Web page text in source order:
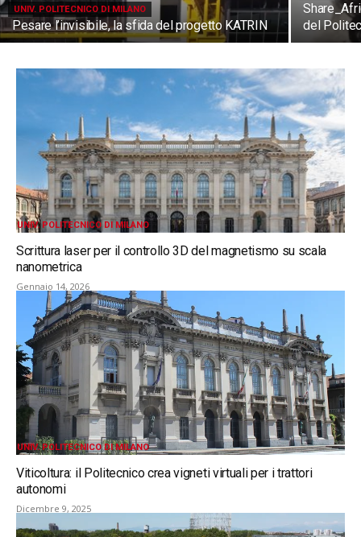
UNIV. POLITECNICO DI MILANO
Pesare l’invisibile, la sfida del progetto KATRIN
del
UNIV. POLITECNICO DI MILANO
Scrittura laser per il controllo 3D del magnetismo su scala
nanometrica
Gennaio 14, 2026
UNIV. POLITECNICO DI MILANO
Viticoltura: il Politecnico crea vigneti virtuali per i trattori
autonomi
Dicembre 9, 2025